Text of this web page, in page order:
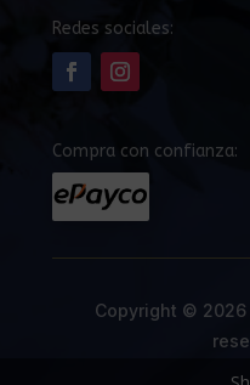
Redes sociales:
Compra con confianza:
Copyright © 2026